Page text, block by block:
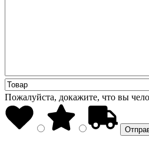
Пожалуйста, докажите, что вы